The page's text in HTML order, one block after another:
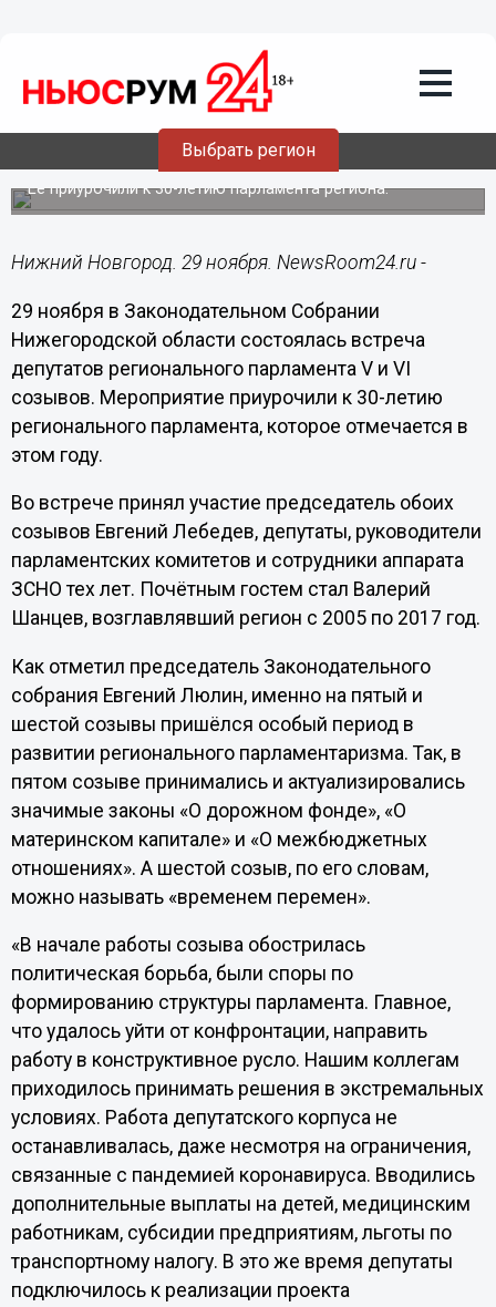
Выбрать регион
29.11.202416:35
Встреча депутатов V и VI созывов
прошла в нижегородском Заксобрании
Ее приурочили к 30-летию парламента региона.
Нижний Новгород. 29 ноября. NewsRoom24.ru -
29 ноября в Законодательном Собрании
Нижегородской области состоялась встреча
депутатов регионального парламента V и VI
созывов. Мероприятие приурочили к 30-летию
регионального парламента, которое отмечается в
этом году.
Во встрече принял участие председатель обоих
созывов Евгений Лебедев, депутаты, руководители
парламентских комитетов и сотрудники аппарата
ЗСНО тех лет. Почётным гостем стал Валерий
Шанцев, возглавлявший регион с 2005 по 2017 год.
Как отметил председатель Законодательного
собрания Евгений Люлин, именно на пятый и
шестой созывы пришёлся особый период в
развитии регионального парламентаризма. Так, в
пятом созыве принимались и актуализировались
значимые законы «О дорожном фонде», «О
материнском капитале» и «О межбюджетных
отношениях». А шестой созыв, по его словам,
можно называть «временем перемен».
«В начале работы созыва обострилась
политическая борьба, были споры по
формированию структуры парламента. Главное,
что удалось уйти от конфронтации, направить
работу в конструктивное русло. Нашим коллегам
приходилось принимать решения в экстремальных
условиях. Работа депутатского корпуса не
останавливалась, даже несмотря на ограничения,
связанные с пандемией коронавируса. Вводились
дополнительные выплаты на детей, медицинским
работникам, субсидии предприятиям, льготы по
транспортному налогу. В это же время депутаты
подключилось к реализации проекта